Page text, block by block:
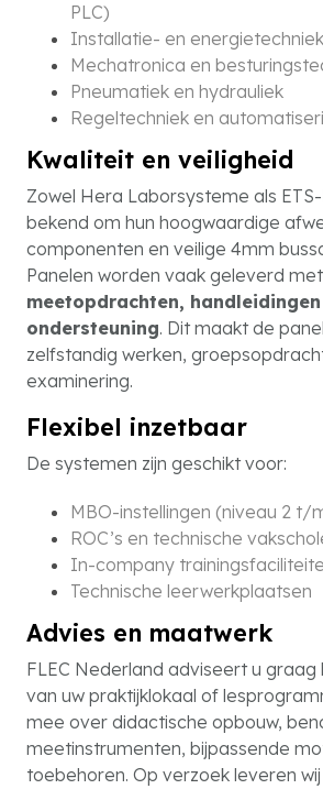
PLC)
Installatie- en energietechniek
Mechatronica en
Pneumatiek en hydrauliek
Regeltechniek en
Kwaliteit en veiligheid
Zowel Hera Laborsysteme als
bekend om hun hoogwaardige
componenten en veilige 4mm
Panelen worden vaak geleverd
meetopdrachten,
ondersteuning. Dit maakt de
zelfstandig werken,
examinering.
Flexibel inzetbaar
De systemen zijn geschikt voor:
MBO-instellingen (niveau 2 t/
ROC’s en technische
In-company
Technische leerwerkplaatsen
Advies en maatwerk
FLEC Nederland adviseert u graag
van uw praktijklokaal of
mee over didactische opbouw,
meetinstrumenten, bijpassende
toebehoren. Op verzoek leveren